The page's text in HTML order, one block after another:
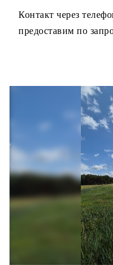
Контакт через
предоставим по